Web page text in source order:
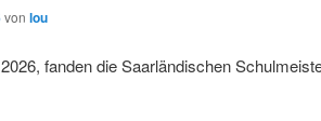
vonlou
fanden die Saarländischen